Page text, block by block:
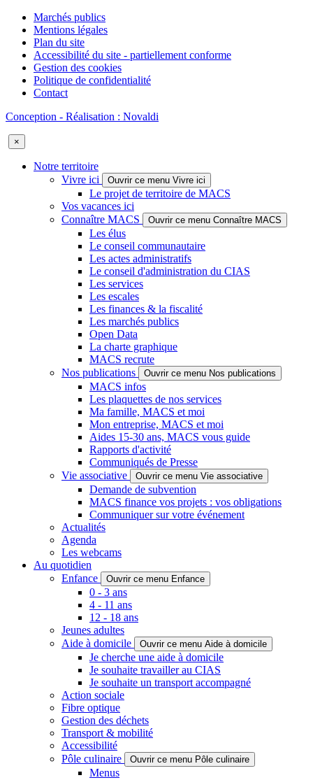
Marchés publics
Mentions légales
Plan du site
Accessibilité du site - partiellement conforme
Gestion des cookies
Politique de confidentialité
Contact
Conception - Réalisation : Novaldi
×
Notre territoire
Vivre ici
Ouvrir ce menu Vivre ici
Le projet de territoire de MACS
Vos vacances ici
Connaître MACS
Ouvrir ce menu Connaître MACS
Les élus
Le conseil communautaire
Les actes administratifs
Le conseil d'administration du CIAS
Les services
Les escales
Les finances & la fiscalité
Les marchés publics
Open Data
La charte graphique
MACS recrute
Nos publications
Ouvrir ce menu Nos publications
MACS infos
Les plaquettes de nos services
Ma famille, MACS et moi
Mon entreprise, MACS et moi
Aides 15-30 ans, MACS vous guide
Rapports d'activité
Communiqués de Presse
Vie associative
Ouvrir ce menu Vie associative
Demande de subvention
MACS finance vos projets : vos obligations
Communiquer sur votre événement
Actualités
Agenda
Les webcams
Au quotidien
Enfance
Ouvrir ce menu Enfance
0 - 3 ans
4 - 11 ans
12 - 18 ans
Jeunes adultes
Aide à domicile
Ouvrir ce menu Aide à domicile
Je cherche une aide à domicile
Je souhaite travailler au CIAS
Je souhaite un transport accompagné
Action sociale
Fibre optique
Gestion des déchets
Transport & mobilité
Accessibilité
Pôle culinaire
Ouvrir ce menu Pôle culinaire
Menus